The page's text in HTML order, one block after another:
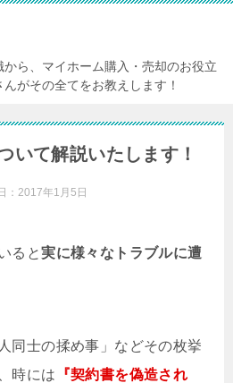
ら、マイホーム購入・売却のお役立
がその全てをお教えします！
いて解説いたします！
： 2017年1月5日
ると実に様々なトラブルに遭
同士の揉め事」などその枚挙
時には 『契約書を偽造され